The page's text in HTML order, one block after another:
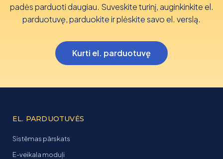
padės parduoti daugiau. Suveskite turinį, auginkinkite el.
parduotuvę, parduokite ir plėskite savo el. verslą.
Kurti el. parduotuvę
EL. PARDUOTUVĖS
Sistēmas pārskats
E-veikala moduļi